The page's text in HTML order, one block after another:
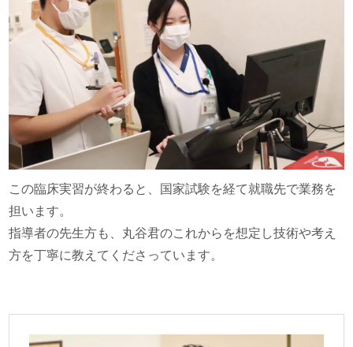
この臨床実習が終わると、国家試験を経て就職先で業務を
担います。
指導者の先生方も、丸谷君のこれからを想定し技術や考え
方を丁寧に教えてくださっています。